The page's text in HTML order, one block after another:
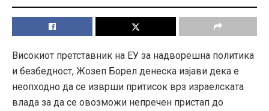
Високиот претставник на ЕУ за надворешна политика
и безбедност, Жозеп Борел денеска изјави дека е
неопходно да се изврши притисок врз израелската
влада за да се овозможи непречен пристап до